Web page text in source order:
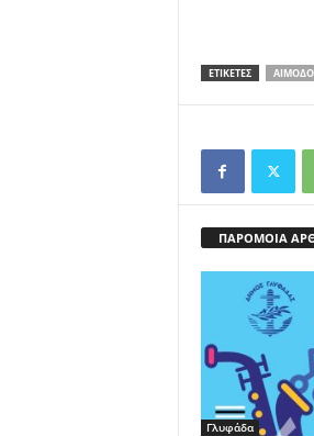
ΕΤΙΚΕΤΕΣ
ΠΑΡΟΜΟΙΑ
Γλυφάδα